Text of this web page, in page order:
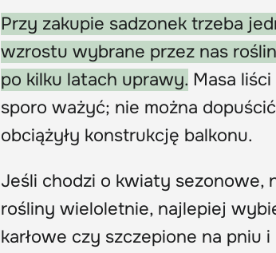
Przy zakupie sadzonek trzeba
wzrostu wybrane przez nas
po kilku latach uprawy. Masa
sporo ważyć; nie można
obciążyły konstrukcję balkonu.
Jeśli chodzi o kwiaty sezonowe,
rośliny wieloletnie, najlepiej
karłowe czy szczepione na pniu